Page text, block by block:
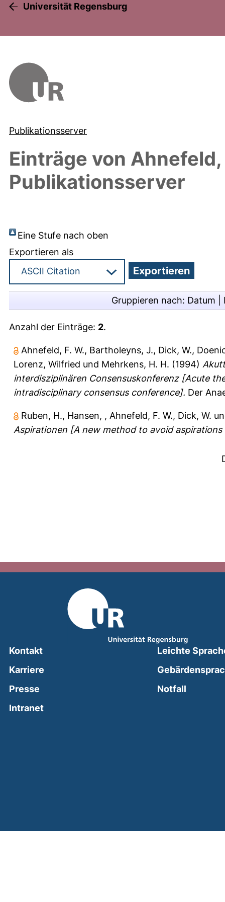
Universität Regensburg
Publikationsserver
Einträge von Ahnefeld,
Publikationsserver
Eine Stufe nach oben
Exportieren als
Gruppieren nach: Datum
Anzahl der Einträge: 2.
Ahnefeld, F. W., Bartholeyns, J., Dick, W.,
Lorenz, Wilfried und Mehrkens, H. H. (1994)
interdisziplinären Consensuskonferenz [Acute
intradisciplinary consensus conference]. Der
Ruben, H., Hansen, , Ahnefeld, F. W., Dick, W.
Aspirationen [A new method to avoid
Kontakt
Karriere
Presse
Intranet(external link, opens in a new window)
Leichte
Notfall